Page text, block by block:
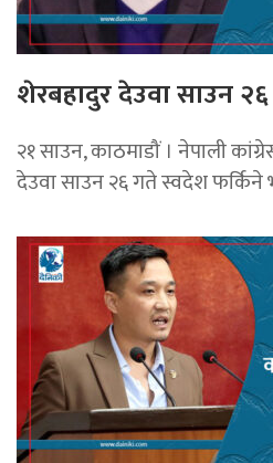
शेरबहादुर देउवा साउन
२१ साउन, काठमाडौं । नेपाली
देउवा साउन २६ गते स्वदेश